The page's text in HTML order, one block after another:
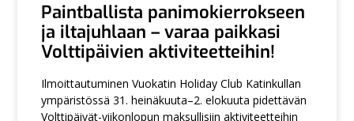
Paintballista panimokierrokseen
ja iltajuhlaan – varaa paikkasi
Volttipäivien aktiviteetteihin!
Ilmoittautuminen Vuokatin Holiday Club Katinkullan
ympäristössä 31. heinäkuuta–2. elokuuta pidettävän
Volttipäivät-viikonlopun maksullisiin aktiviteetteihin